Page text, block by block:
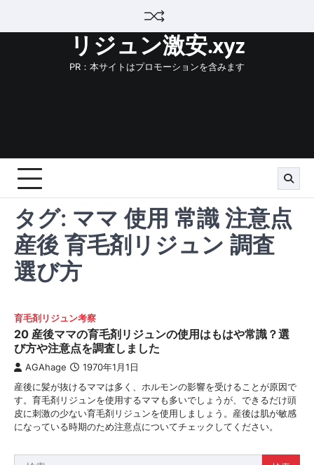
リジュン激安.xyz
PR：本サイトはプロモーションを含みます
タグ: ママ 使用 常識 注意点
産後 育毛剤リジュン 調査
選び方
育毛剤リジュン考察
20 産後ママの育毛剤リジュンの使用はもはや常識？選
び方や注意点を調査しました
AGAhage 1970年1月1日
産後に髪が抜けるママは多く、ホルモンの影響を受けることが原因で
す。育毛剤リジュンを使用するママも多いでしょうが、できるだけ頭
皮に刺激の少ない育毛剤リジュンを使用しましょう。産後は肌が敏感
になっている時期のため注意点についてチェックしてください。